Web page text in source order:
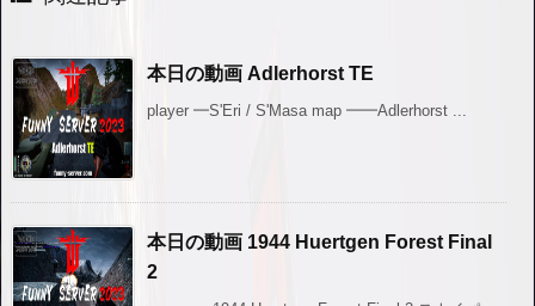
本日の動画 Adlerhorst TE
player ━S'Eri / S'Masa map ━━Adlerhorst ...
本日の動画 1944 Huertgen Forest Final
2